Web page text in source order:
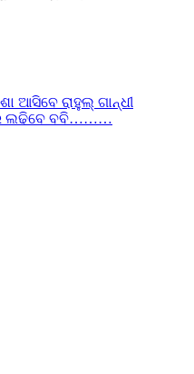
ଆସିବେ ରାହୁଲ୍ ଗାନ୍ଧୀ
ଲଢିବେ ବବି………